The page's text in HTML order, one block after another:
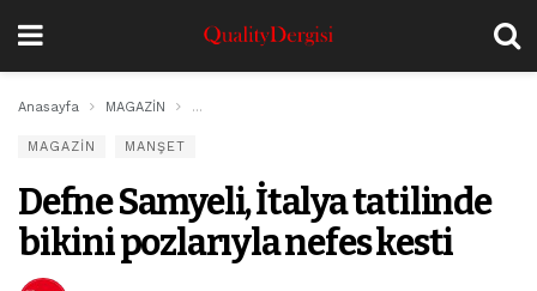
Anasayfa MAGAZİN Defne Samyeli, İtalya tatilinde bikini pozlarıyla
MAGAZİN MANŞET
Defne Samyeli, İtalya tatilinde
bikini pozlarıyla nefes kesti